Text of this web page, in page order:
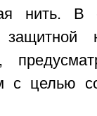
нить. В
защитной
с целью